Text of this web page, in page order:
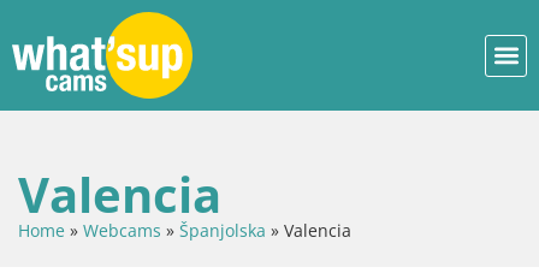
Valencia
Home » Webcams » Španjolska » Valencia